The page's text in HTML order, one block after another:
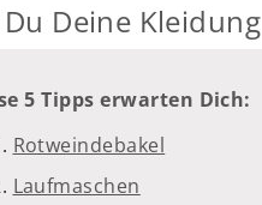
Deine Kleidung
5 Tipps erwarten Dich:
Rotweindebakel
Laufmaschen